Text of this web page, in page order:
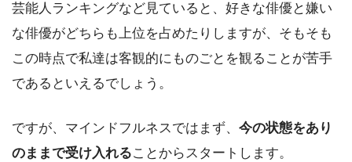
芸能人ランキングなど見ていると、好きな俳優と嫌い
な俳優がどちらも上位を占めたりしますが、そもそも
この時点で私達は客観的にものごとを観ることが苦手
であるといえるでしょう。
ですが、マインドフルネスではまず、 今の状態をあり
のままで受け入れることからスタートします。